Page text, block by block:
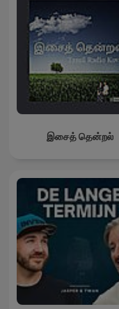
இசைத் தென்றல்